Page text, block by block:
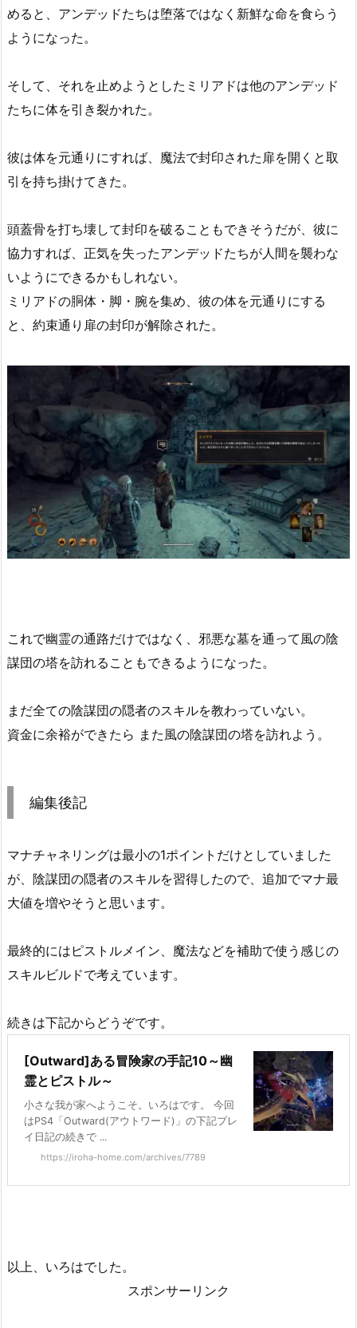
めると、アンデッドたちは堕落ではなく新鮮な命を食らう
ようになった。
そして、それを止めようとしたミリアドは他のアンデッド
たちに体を引き裂かれた。
彼は体を元通りにすれば、魔法で封印された扉を開くと取
引を持ち掛けてきた。
頭蓋骨を打ち壊して封印を破ることもできそうだが、彼に
協力すれば、正気を失ったアンデッドたちが人間を襲わな
いようにできるかもしれない。
ミリアドの胴体・脚・腕を集め、彼の体を元通りにする
と、約束通り扉の封印が解除された。
これで幽霊の通路だけではなく、邪悪な墓を通って風の陰
謀団の塔を訪れることもできるようになった。
まだ全ての陰謀団の隠者のスキルを教わっていない。
資金に余裕ができたら また風の陰謀団の塔を訪れよう。
編集後記
マナチャネリングは最小の1ポイントだけとしていました
が、陰謀団の隠者のスキルを習得したので、追加でマナ最
大値を増やそうと思います。
最終的にはピストルメイン、魔法などを補助で使う感じの
スキルビルドで考えています。
続きは下記からどうぞです。
[Outward]ある冒険家の手記10～幽
霊とピストル～
小さな我が家へようこそ。いろはです。 今回
はPS4「Outward(アウトワード)」の下記プレ
イ日記の続きで ...
https://iroha-home.com/archives/7789
以上、いろはでした。
スポンサーリンク